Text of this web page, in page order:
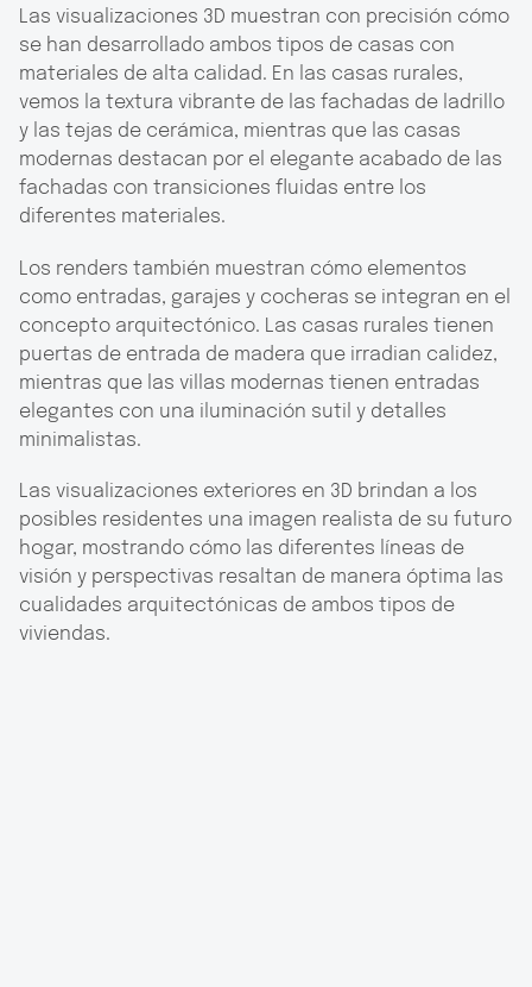
Las visualizaciones 3D muestran con precisión cómo
se han desarrollado ambos tipos de casas con
materiales de alta calidad. En las casas rurales,
vemos la textura vibrante de las fachadas de ladrillo
y las tejas de cerámica, mientras que las casas
modernas destacan por el elegante acabado de las
fachadas con transiciones fluidas entre los
diferentes materiales.
Los renders también muestran cómo elementos
como entradas, garajes y cocheras se integran en el
concepto arquitectónico. Las casas rurales tienen
puertas de entrada de madera que irradian calidez,
mientras que las villas modernas tienen entradas
elegantes con una iluminación sutil y detalles
minimalistas.
Las visualizaciones exteriores en 3D brindan a los
posibles residentes una imagen realista de su futuro
hogar, mostrando cómo las diferentes líneas de
visión y perspectivas resaltan de manera óptima las
cualidades arquitectónicas de ambos tipos de
viviendas.